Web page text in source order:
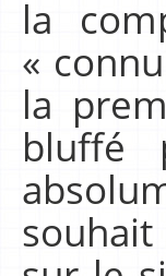
la
«
la
bluffé